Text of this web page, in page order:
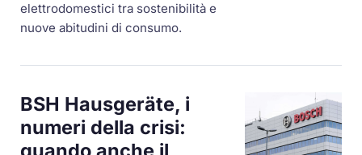
elettrodomestici tra sostenibilità e
nuove abitudini di consumo.
BSH Hausgeräte, i
numeri della crisi: